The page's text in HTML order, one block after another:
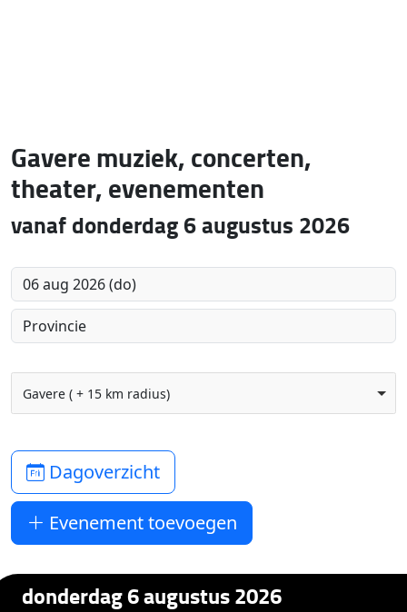
Gavere muziek, concerten,
theater, evenementen
vanaf donderdag 6 augustus 2026
Gavere ( + 15 km radius)
Dagoverzicht
Evenement toevoegen
donderdag 6 augustus 2026